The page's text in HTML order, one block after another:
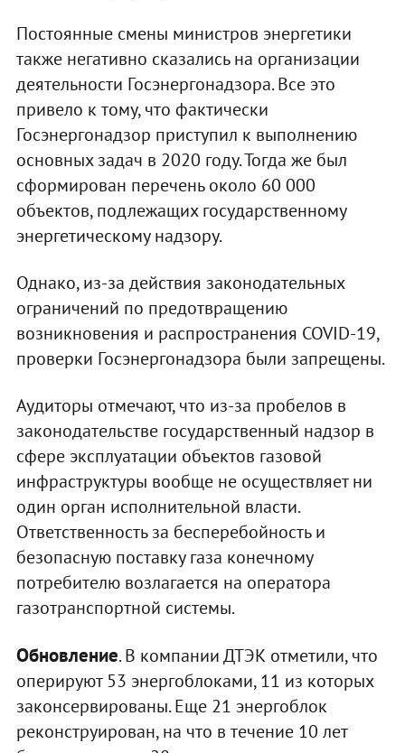
Постоянные смены министров энергетики
также негативно сказались на организации
деятельности Госэнергонадзора. Все это
привело к тому, что фактически
Госэнергонадзор приступил к выполнению
основных задач в 2020 году. Тогда же был
сформирован перечень около 60 000
объектов, подлежащих государственному
энергетическому надзору.
Однако, из-за действия законодательных
ограничений по предотвращению
возникновения и распространения COVID-19,
проверки Госэнергонадзора были запрещены.
Аудиторы отмечают, что из-за пробелов в
законодательстве государственный надзор в
сфере эксплуатации объектов газовой
инфраструктуры вообще не осуществляет ни
один орган исполнительной власти.
Ответственность за бесперебойность и
безопасную поставку газа конечному
потребителю возлагается на оператора
газотранспортной системы.
Обновление. В компании ДТЭК отметили, что
оперируют 53 энергоблоками, 11 из которых
законсервированы. Еще 21 энергоблок
реконструирован, на что в течение 10 лет